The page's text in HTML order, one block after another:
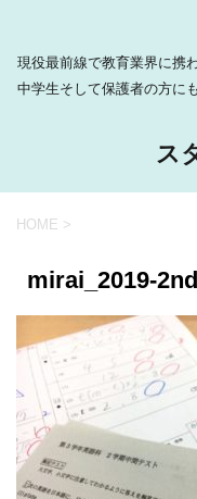
現役最前線で教育業界に携
中学生そして保護者の方に
ス
HOME >
mirai_2019-